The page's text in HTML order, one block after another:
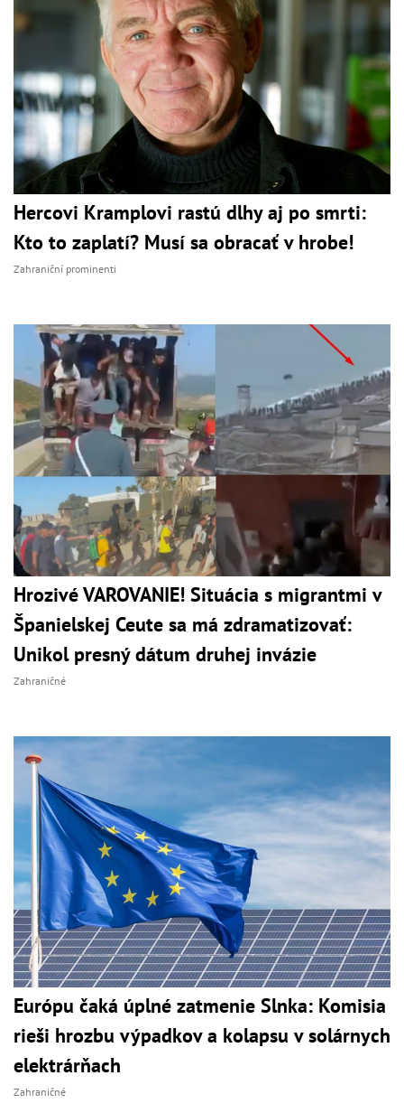
Hercovi Kramplovi rastú dlhy aj po smrti:
Kto to zaplatí? Musí sa obracať v hrobe!
Zahraniční prominenti
Hrozivé VAROVANIE! Situácia s migrantmi v
Španielskej Ceute sa má zdramatizovať:
Unikol presný dátum druhej invázie
Zahraničné
Európu čaká úplné zatmenie Slnka: Komisia
rieši hrozbu výpadkov a kolapsu v solárnych
elektrárňach
Zahraničné